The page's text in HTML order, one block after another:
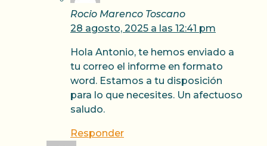
Rocio Marenco Toscano
28 agosto, 2025 a las 12:41 pm
Hola Antonio, te hemos enviado a
tu correo el informe en formato
word. Estamos a tu disposición
para lo que necesites. Un afectuoso
saludo.
Responder